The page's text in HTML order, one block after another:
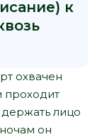
к
охвачен
проходит
лицо
он